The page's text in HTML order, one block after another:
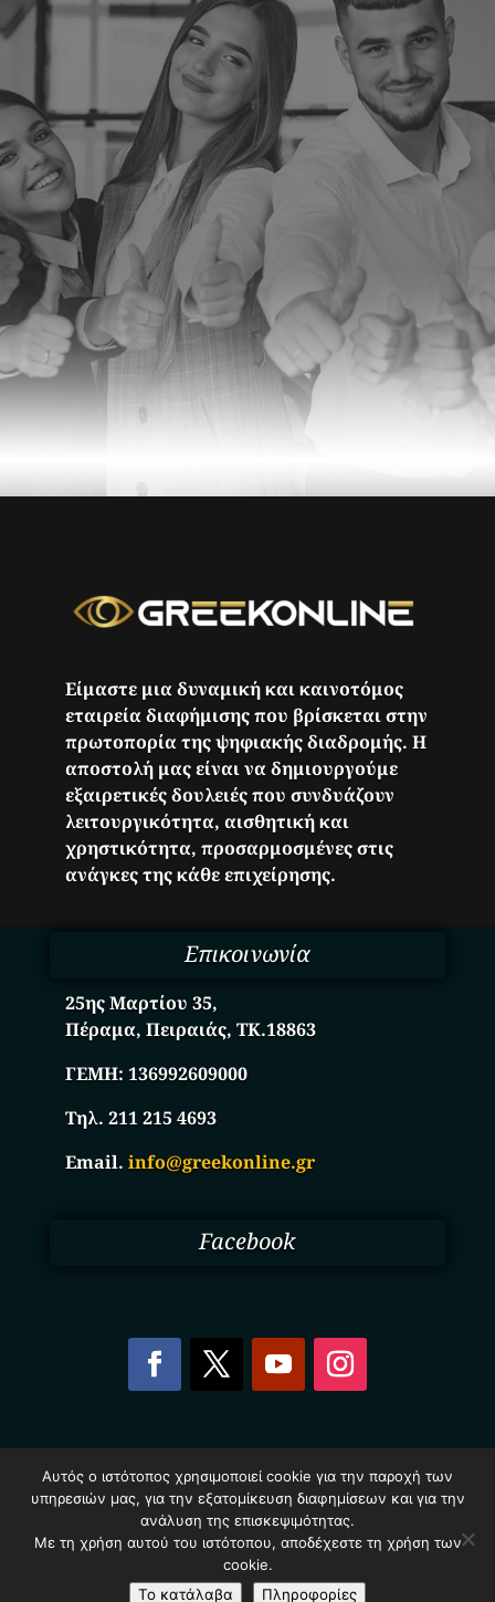
Είμαστε μια δυναμική και καινοτόμος
εταιρεία διαφήμισης που βρίσκεται στην
πρωτοπορία της ψηφιακής διαδρομής. Η
αποστολή μας είναι να δημιουργούμε
εξαιρετικές δουλειές που συνδυάζουν
λειτουργικότητα, αισθητική και
χρηστικότητα, προσαρμοσμένες στις
ανάγκες της κάθε επιχείρησης.
Επικοινωνία
25ης Μαρτίου 35,
Πέραμα, Πειραιάς, ΤΚ.18863
ΓΕΜΗ:136992609000
Τηλ. 211 215 4693
Email.info@greekonline.gr
Facebook
Επιχειρήσεων Ελλάδας – Greekonline.gr. All Rights
Reserved.
Όροι & Προυποθέσεις–Προστασία Προσωπικών
Δεδομένων–Πολιτική Cookies
Αυτός ο ιστότοπος χρησιμοποιεί cookie για την παροχή των
υπηρεσιών μας, για την εξατομίκευση διαφημίσεων και για την
ανάλυση της επισκεψιμότητας.
Με τη χρήση αυτού του ιστότοπου, αποδέχεστε τη χρήση των
cookie.
Το κατάλαβα
Πληροφορίες